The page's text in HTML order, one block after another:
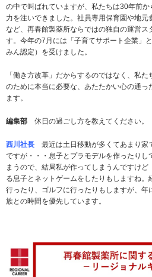
の中で叫ばれていますが、私たちは30年前
力を注いできました。社員専用保育園や地
など、再春館製薬所ならではの独自の運営ス
す。今年の7月には「子育てサポート企業」
みん認定）を受けました。
「働き方改革」だからするのではなく、私
のために本当に必要な、あたたかい心の通っ
ます。
編集部 休日の過ごし方を教えてください。
西川社長 最近は土日移動が多くてあまり家
ですが・・・息子とプラモデルを作ったりし
まうので、結局私が作ってしまうんですけ
る息子とネットゲームをしたりもしますね
行ったり、ゴルフに行ったりもしますが、
族との時間を優先しています。